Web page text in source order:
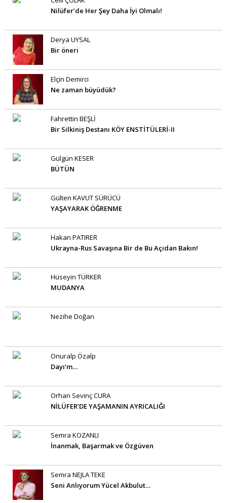
Nilüfer’de Her Şey Daha İyi Olmalı!
Derya UYSAL
Bir öneri
Elçin Demirci
Ne zaman büyüdük?
Fahrettin BEŞLİ
Bir Silkiniş Destanı KÖY ENSTİTÜLERİ-II
Gülgün KESER
BÜTÜN
Gülten KAVUT SÜRÜCÜ
YAŞAYARAK ÖĞRENME
Hakan PATIRER
Ukrayna-Rus Savaşına Bir de Bu Açıdan Bakın!
Hüseyin TÜRKER
MUDANYA
Nezihe Doğan
Onuralp Özalp
Dayı’m…
Orhan Sevinç CURA
NİLÜFER’DE YAŞAMANIN AYRICALIĞI
Semra KOZANLI
İnanmak, Başarmak ve Özgüven
Semra NEJLA TEKE
Seni Anlıyorum Yücel Akbulut…